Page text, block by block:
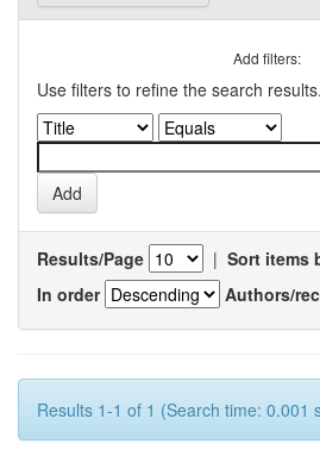
Add filters:
Use filters to refine the search results.
Results/Page | Sort items
In order
Authors/
Results 1-1 of 1 (Search time: 0.001